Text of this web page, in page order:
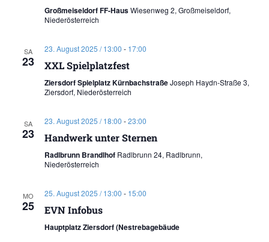
Großmeiseldorf FF-HausWiesenweg 2, Großmeiseldorf,
Niederösterreich
SA
23
23. August 2025 / 13:00 - 17:00
XXL Spielplatzfest
Ziersdorf Spielplatz KürnbachstraßeJoseph Haydn-Straße 3,
Ziersdorf, Niederösterreich
SA
23
23. August 2025 / 18:00 -23:00
Handwerk unter Sternen
Radlbrunn Brandlhof Radlbrunn 24, Radlbrunn,
Niederösterreich
MO
25
25. August 2025 / 13:00 - 15:00
EVN Infobus
Hauptplatz Ziersdorf (Nestrebagebäude